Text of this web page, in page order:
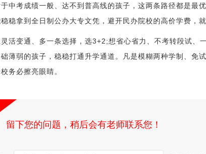
中考成绩一般、达不到普高线的孩子，这两条路径都是最
稳拿到全日制公办大专文凭，避开民办院校的高价学费，
活变通、多一条选择，选3+2;想省心省力、不考转段试、
薄弱的孩子，稳稳打通升学通道。凡是模糊两种学制、免
务必擦亮眼睛。
留下您的问题，稍后会有老师联系您！